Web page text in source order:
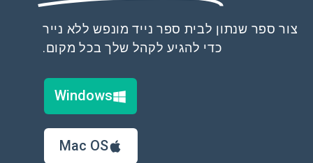
צור ספר שנתון לבית ספר נייד מונפש ללא נייר
כדי להגיע לקהל שלך בכל מקום.
Windows
Mac OS